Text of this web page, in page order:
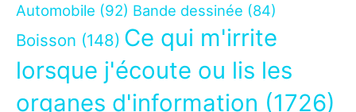
Automobile (92) Bande dessinée (84)
Boisson (148) Ce qui m'irrite
lorsque j'écoute ou lis les
organes d'information (1726)